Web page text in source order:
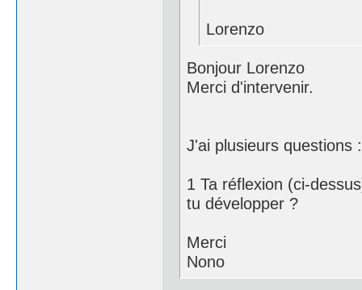
Lorenzo
Bonjour Lorenzo
Merci d'intervenir.
J'ai plusieurs questions :
1 Ta réflexion (ci-
tu développer ?
Merci
Nono